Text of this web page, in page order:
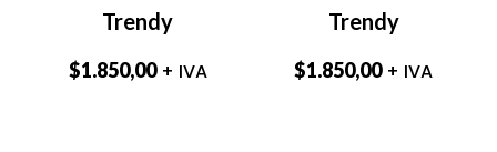
Trendy
$1.850,00 + IVA
Trendy
$1.850,00 + IVA